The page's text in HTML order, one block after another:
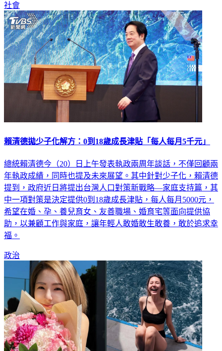
社會
賴清德拋少子化解方：0到18歲成長津貼「每人每月5千元」
總統賴清德今（20）日上午發表執政兩周年談話，不僅回顧兩
年執政成績，同時也提及未來展望。其中針對少子化，賴清德
提到，政府近日將提出台灣人口對策新戰略—家庭支持篇，其
中一項對策是決定提供0到18歲成長津貼，每人每月5000元，
希望在婚、孕、養兒育女、友善職場、婚育宅等面向提供協
助，以兼顧工作與家庭，讓年輕人敢婚敢生敢養，敢於追求幸
福。
政治